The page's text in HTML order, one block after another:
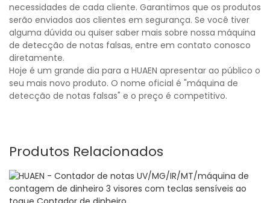
necessidades de cada cliente. Garantimos que os produtos
serão enviados aos clientes em segurança. Se você tiver
alguma dúvida ou quiser saber mais sobre nossa máquina
de detecção de notas falsas, entre em contato conosco
diretamente.
Hoje é um grande dia para a HUAEN apresentar ao público o
seu mais novo produto. O nome oficial é "máquina de
detecção de notas falsas" e o preço é competitivo.
Produtos Relacionados